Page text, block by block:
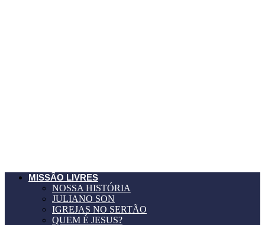
MISSÃO LIVRES
NOSSA HISTÓRIA
JULIANO SON
IGREJAS NO SERTÃO
QUEM É JESUS?